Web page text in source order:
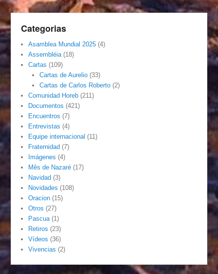
Categorias
Asamblea Mundial 2025 (4)
Assembléia (18)
Cartas (109)
Cartas de Aurelio(33)
Cartas de Carlos Roberto(2)
Comunidad Horeb (211)
Documentos (421)
Encuentros (7)
Entrevistas (4)
Equipe internacional (11)
Fraternidad (7)
Imágenes (4)
Mês de Nazaré (17)
Navidad (3)
Novidades (108)
Oracion (15)
Otros (27)
Pascua (1)
Retiros (23)
Vídeos (36)
Vivencias (2)